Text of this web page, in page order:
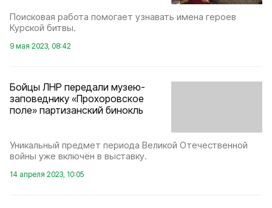
Поисковая работа помогает узнавать имена героев
Курской битвы.
9 мая 2023, 08:42
Бойцы ЛНР передали музею-
заповеднику «Прохоровское
поле» партизанский бинокль
Уникальный предмет периода Великой Отечественной
войны уже включён в выставку.
14 апреля 2023, 10:05